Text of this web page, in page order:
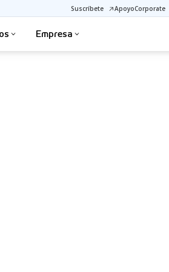
Suscríbete ApoyoCorporate
Empresa